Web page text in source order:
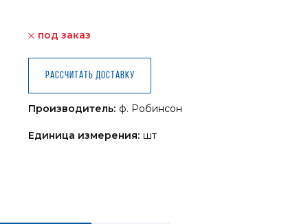
под заказ
Рассчитать доставку
Производитель: ф. Робинсон
Единица измерения: шт